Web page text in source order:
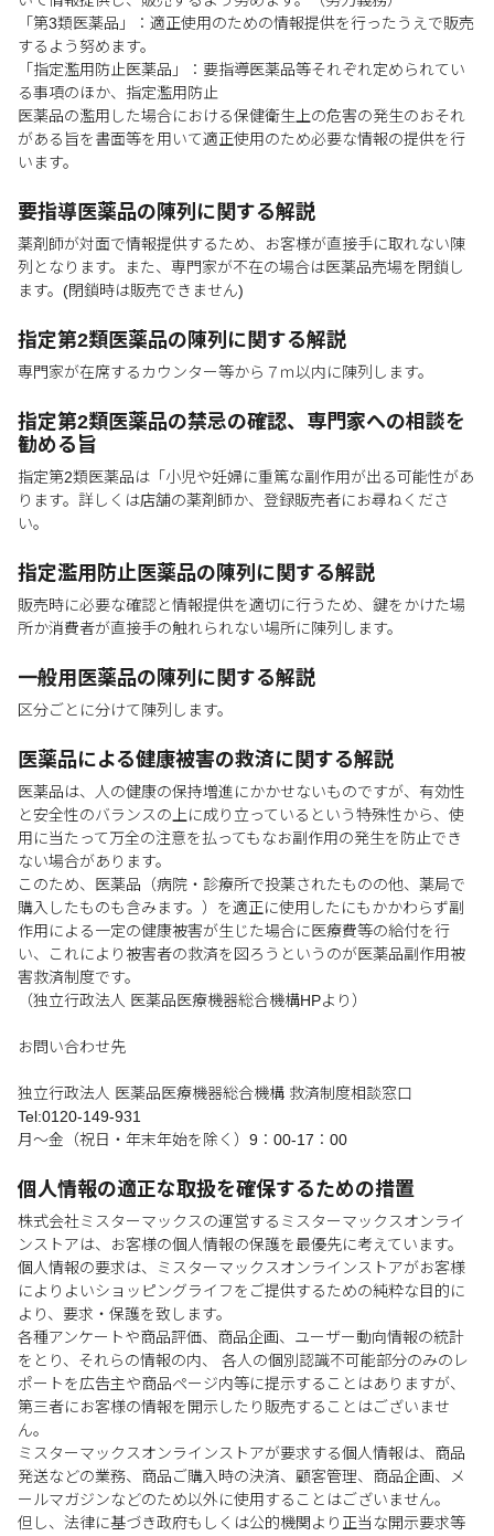
「第3類医薬品」：適正使用のための情報提供を行ったうえで販売
するよう努めます。
「指定濫用防止医薬品」：要指導医薬品等それぞれ定められてい
る事項のほか、指定濫用防止
医薬品の濫用した場合における保健衛生上の危害の発生のおそれ
がある旨を書面等を用いて適正使用のため必要な情報の提供を行
います。
要指導医薬品の陳列に関する解説
薬剤師が対面で情報提供するため、お客様が直接手に取れない陳
列となります。また、専門家が不在の場合は医薬品売場を閉鎖し
ます。(閉鎖時は販売できません)
指定第2類医薬品の陳列に関する解説
専門家が在席するカウンター等から７ｍ以内に陳列します。
指定第2類医薬品の禁忌の確認、専門家への相談を
勧める旨
指定第2類医薬品は「小児や妊婦に重篤な副作用が出る可能性があ
ります。詳しくは店舗の薬剤師か、登録販売者にお尋ねくださ
い。
指定濫用防止医薬品の陳列に関する解説
販売時に必要な確認と情報提供を適切に行うため、鍵をかけた場
所か消費者が直接手の触れられない場所に陳列します。
一般用医薬品の陳列に関する解説
区分ごとに分けて陳列します。
医薬品による健康被害の救済に関する解説
医薬品は、人の健康の保持増進にかかせないものですが、有効性
と安全性のバランスの上に成り立っているという特殊性から、使
用に当たって万全の注意を払ってもなお副作用の発生を防止でき
ない場合があります。
このため、医薬品（病院・診療所で投薬されたものの他、薬局で
購入したものも含みます。）を適正に使用したにもかかわらず副
作用による一定の健康被害が生じた場合に医療費等の給付を行
い、これにより被害者の救済を図ろうというのが医薬品副作用被
害救済制度です。
（独立行政法人 医薬品医療機器総合機構HPより）
お問い合わせ先
独立行政法人 医薬品医療機器総合機構 救済制度相談窓口
Tel:0120-149-931
月～金（祝日・年末年始を除く）9：00-17：00
個人情報の適正な取扱を確保するための措置
株式会社ミスターマックスの運営するミスターマックスオンライ
ンストアは、お客様の個人情報の保護を最優先に考えています。
個人情報の要求は、ミスターマックスオンラインストアがお客様
によりよいショッピングライフをご提供するための純粋な目的に
より、要求・保護を致します。
各種アンケートや商品評価、商品企画、ユーザー動向情報の統計
をとり、それらの情報の内、 各人の個別認識不可能部分のみのレ
ポートを広告主や商品ページ内等に提示することはありますが、
第三者にお客様の情報を開示したり販売することはございませ
ん。
ミスターマックスオンラインストアが要求する個人情報は、商品
発送などの業務、商品ご購入時の決済、顧客管理、商品企画、メ
ールマガジンなどのため以外に使用することはございません。
但し、法律に基づき政府もしくは公的機関より正当な開示要求等